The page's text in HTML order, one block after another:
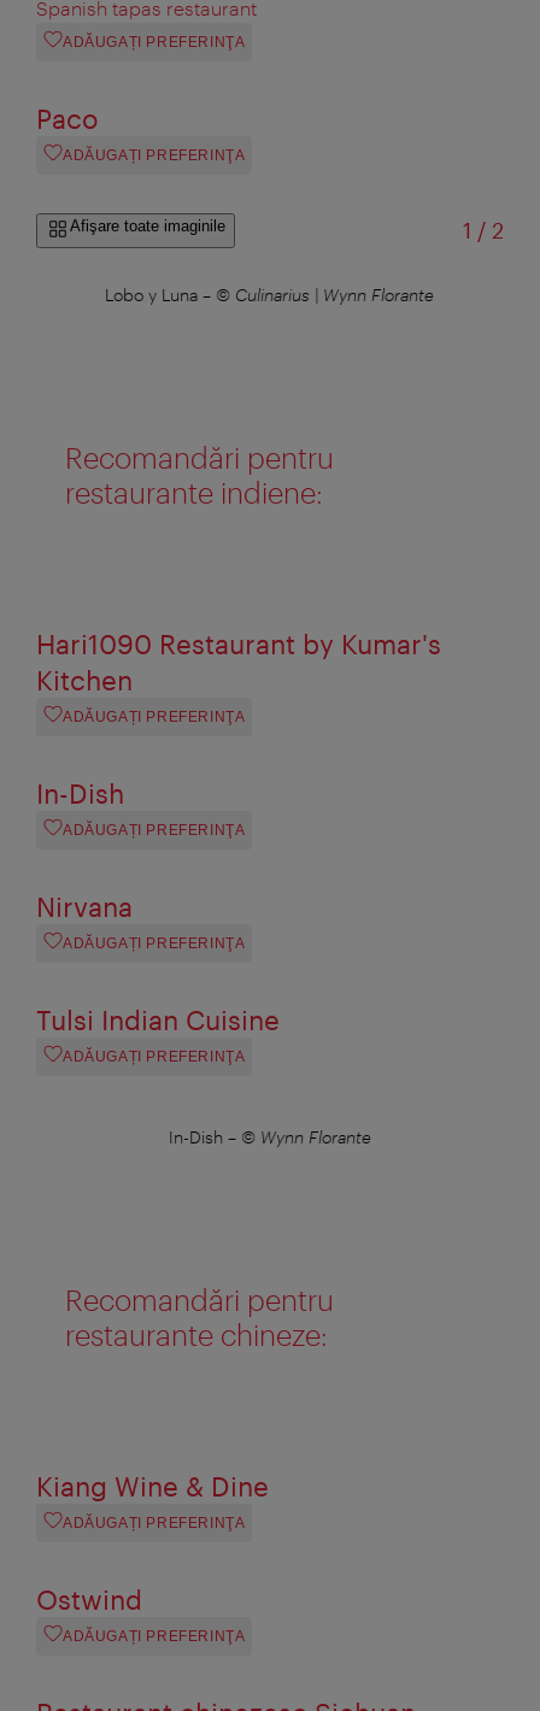
Spanish tapas restaurant
ADĂUGAȚI PREFERINŢA
Paco
ADĂUGAȚI PREFERINŢA
Afişare toate imaginile 1 /din
2
Lobo y Luna – © Culinarius | Wynn Florante
Recomandări pentru
restaurante indiene:
Hari1090 Restaurant by Kumar's
Kitchen
ADĂUGAȚI PREFERINŢA
In-Dish
ADĂUGAȚI PREFERINŢA
Nirvana
ADĂUGAȚI PREFERINŢA
Tulsi Indian Cuisine
ADĂUGAȚI PREFERINŢA
In-Dish – © Wynn Florante
Recomandări pentru
restaurante chineze:
Kiang Wine & Dine
ADĂUGAȚI PREFERINŢA
Ostwind
ADĂUGAȚI PREFERINŢA